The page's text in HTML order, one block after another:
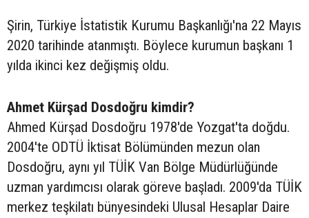
Şirin, Türkiye İstatistik Kurumu Başkanlığı'na 22 Mayıs
2020 tarihinde atanmıştı. Böylece kurumun başkanı 1
yılda ikinci kez değişmiş oldu.
Ahmet Kürşad Dosdoğru kimdir?
Ahmed Kürşad Dosdoğru 1978'de Yozgat'ta doğdu.
2004'te ODTÜ İktisat Bölümünden mezun olan
Dosdoğru, aynı yıl TÜİK Van Bölge Müdürlüğünde
uzman yardımcısı olarak göreve başladı. 2009'da TÜİK
merkez teşkilatı bünyesindeki Ulusal Hesaplar Daire